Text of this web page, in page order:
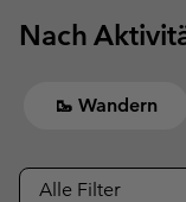
MAIN
SKIP
Nach
🥾 Wandern
Alle Filter